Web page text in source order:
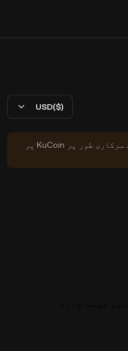
USD($)
نوٹ: یہ کرپٹو کرنسی ابھی تک سرکاری طور پر KuCoin پر